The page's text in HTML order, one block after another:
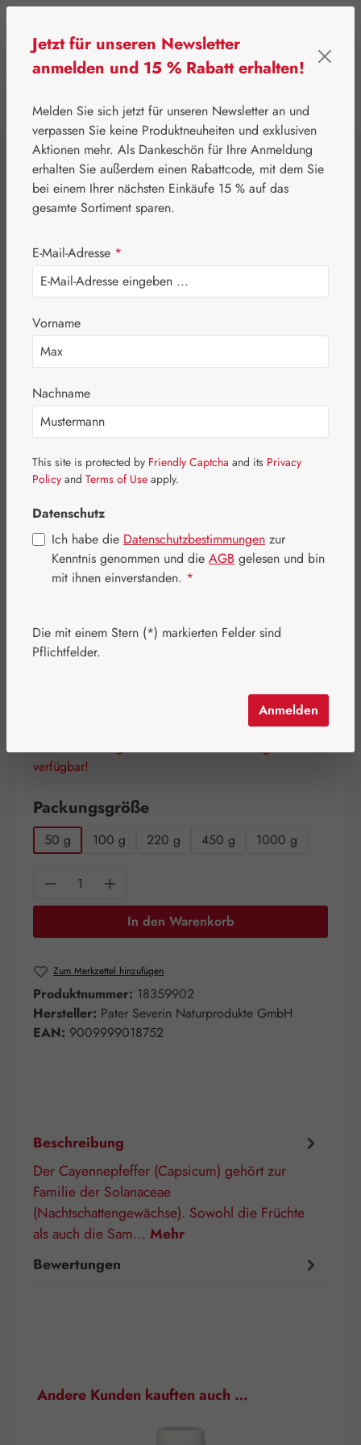
Pater Severin Naturprodukte Schönheit & Pflege
Cayennepfeffer
Salbe
Bildergalerie überspringen
Regulärer Preis:
17,85 €
verfügbar!
Packungsgrößeauswählen
50 g 100 g 220 g 450 g 1000 g
Produkt Anzahl: Gib den gewünschten
In den Warenkorb
Zum Merkzettel hinzufügen
Produktnummer: 18359902
Hersteller: Pater Severin Naturprodukte GmbH
EAN: 9009999018752
Beschreibung
Der Cayennepfeffer (Capsicum) gehört zur
Familie der Solanaceae
(Nachtschattengewächse). Sowohl die Früchte
als auch die Sam… Mehr
Bewertungen
Produktgalerie überspringen
Andere Kunden kauften auch …
Jetzt für unseren Newsletter
anmelden und 15 % Rabatt erhalten!
Melden Sie sich jetzt für unseren Newsletter an und
verpassen Sie keine Produktneuheiten und exklusiven
Aktionen mehr. Als Dankeschön für Ihre Anmeldung
erhalten Sie außerdem einen Rabattcode, mit dem Sie
bei einem Ihrer nächsten Einkäufe 15 % auf das
gesamte Sortiment sparen.
E-Mail-Adresse *
Vorname
Nachname
This site is protected by Friendly Captcha and its Privacy
Policy and Terms of Use apply.
Datenschutz
Ich habe die Datenschutzbestimmungen zur
Kenntnis genommen und die AGB gelesen und bin
mit ihnen einverstanden. *
Die mit einem Stern (*) markierten Felder sind
Pflichtfelder.
Anmelden